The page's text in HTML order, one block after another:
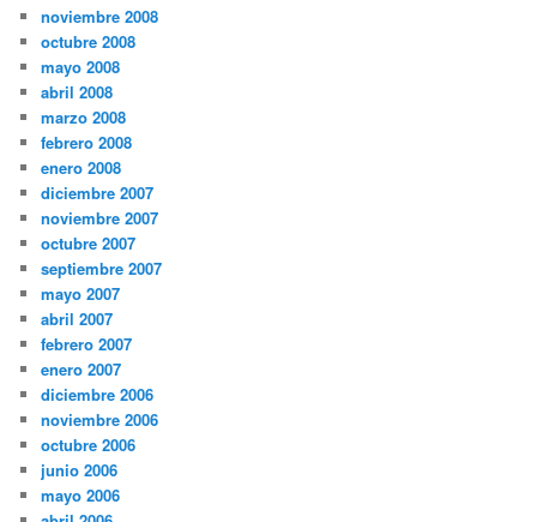
noviembre 2008
octubre 2008
mayo 2008
abril 2008
marzo 2008
febrero 2008
enero 2008
diciembre 2007
noviembre 2007
octubre 2007
septiembre 2007
mayo 2007
abril 2007
febrero 2007
enero 2007
diciembre 2006
noviembre 2006
octubre 2006
junio 2006
mayo 2006